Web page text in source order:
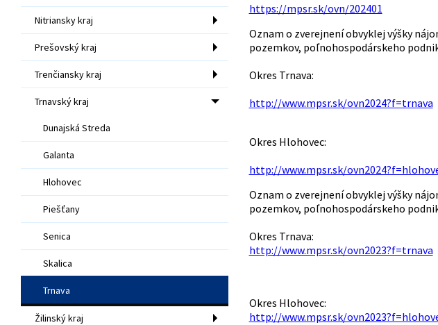
Nitriansky kraj
Prešovský kraj
Trenčiansky kraj
Trnavský kraj
Dunajská Streda
Galanta
Hlohovec
Piešťany
Senica
Skalica
Trnava
Žilinský kraj
https://mpsr.sk/ovn/202401
Oznam o zverejnení obvyklej výšky
pozemkov, poľnohospodárskeho
Okres Trnava:
http://www.mpsr.sk/ovn2024?f=trnava
Okres Hlohovec:
http://www.mpsr.sk/
Oznam o zverejnení obvyklej výšky
pozemkov, poľnohospodárskeho
Okres Trnava:
http://www.mpsr.sk/ovn2023?f=trnava
Okres Hlohovec:
http://www.mpsr.sk/